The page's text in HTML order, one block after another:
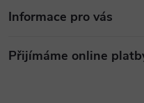
Informace pro vás
Přijímáme online